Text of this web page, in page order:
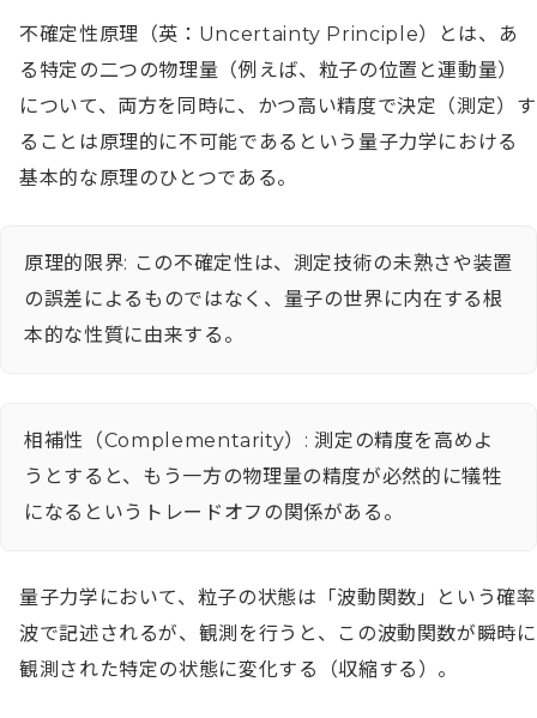
不確定性原理（英：Uncertainty Principle）とは、あ
る特定の二つの物理量（例えば、粒子の位置と運動量）
について、両方を同時に、かつ高い精度で決定（測定）す
ることは原理的に不可能であるという量子力学における
基本的な原理のひとつである。
原理的限界: この不確定性は、測定技術の未熟さや装置
の誤差によるものではなく、量子の世界に内在する根
本的な性質に由来する。
相補性（Complementarity）: 測定の精度を高めよ
うとすると、もう一方の物理量の精度が必然的に犠牲
になるというトレードオフの関係がある。
量子力学において、粒子の状態は「波動関数」という確率
波で記述されるが、観測を行うと、この波動関数が瞬時に
観測された特定の状態に変化する（収縮する）。